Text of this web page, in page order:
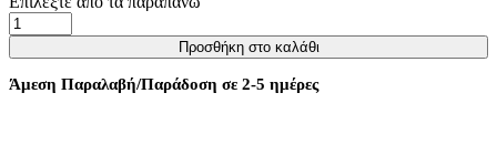
ΚΟΛΑΝ
ΠΑΝΤΕΛΟΝΙ
ΨΗΛΟΜΕΣΟ
STIRRUP
Προσθήκη στο καλάθι
Άμεση Παραλαβή/Παράδοση σε 2-5 ημέρες